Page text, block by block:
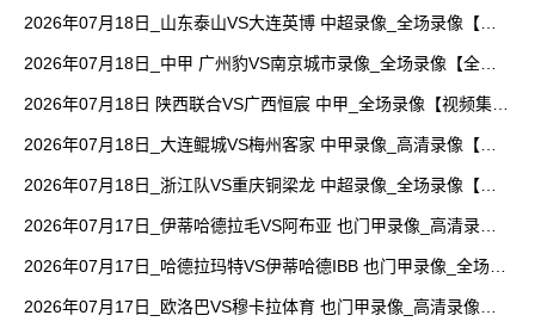
2026年07月18日_山东泰山VS大连英博 中超录像_全场录像【高
2026年07月18日_中甲 广州豹VS南京城市录像_全场录像【全场
2026年07月18日 陕西联合VS广西恒宸 中甲_全场录像【视频集
2026年07月18日_大连鲲城VS梅州客家 中甲录像_高清录像【全
2026年07月18日_浙江队VS重庆铜梁龙 中超录像_全场录像【全
2026年07月17日_伊蒂哈德拉毛VS阿布亚 也门甲录像_高清录像
2026年07月17日_哈德拉玛特VS伊蒂哈德IBB 也门甲录像_全场录
2026年07月17日_欧洛巴VS穆卡拉体育 也门甲录像_高清录像